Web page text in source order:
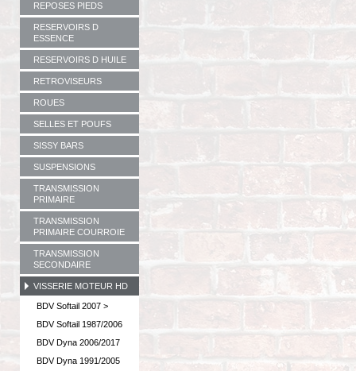
REPOSES PIEDS
RESERVOIRS D
ESSENCE
RESERVOIRS D HUILE
RETROVISEURS
ROUES
SELLES ET POUFS
SISSY BARS
SUSPENSIONS
TRANSMISSION
PRIMAIRE
TRANSMISSION
PRIMAIRE COURROIE
TRANSMISSION
SECONDAIRE
VISSERIE MOTEUR HD
BDV Softail 2007 >
BDV Softail 1987/2006
BDV Dyna 2006/2017
BDV Dyna 1991/2005